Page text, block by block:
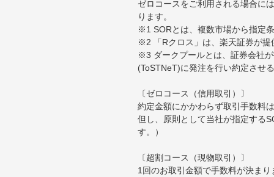
ゼロコースをご利用される場合に
ります。
※1 SORとは、複数市場から指定
※2 「Rクロス」は、楽天証券が
※3 ダークプールとは、証券会社
(ToSTNeT)に発注を行い約定させ
〔ゼロコース（信用取引）〕
約定金額にかかわらず取引手数料
但し、原則として当社が指定する
す。）
〔超割コース（現物取引）〕
1回のお取引金額で手数料が決まり